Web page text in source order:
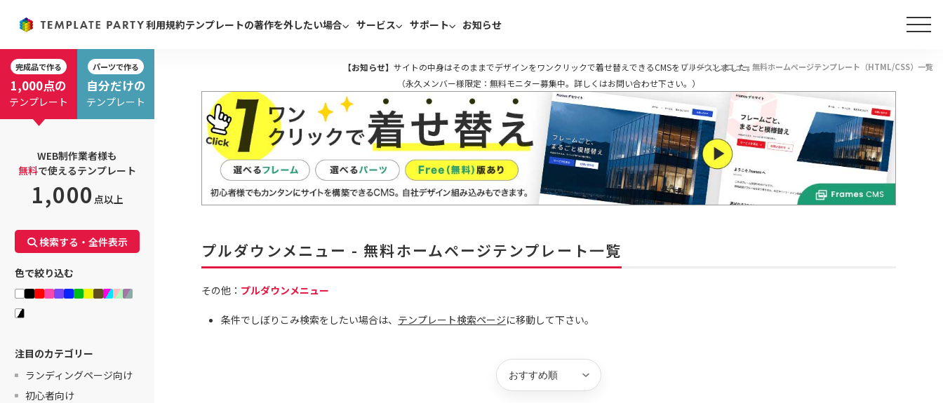
プルダウンメニュー 無料ホームページテンプレート（HTML/CSS）一覧
利用規約テンプレートの著作を外したい場合 サービス サポート お知らせ
【お知らせ】 サイトの中身はそのままでデザインをワンクリックで着せ替えできるCMSをリリースしました。
（永久メンバー様限定：無料モニター募集中。詳しくはお問い合わせ下さい。）
プルダウンメニュー - 無料ホームページテンプレート一覧
その他： プルダウンメニュー
条件でしぼりこみ検索をしたい場合は、 テンプレート検索ページに移動して下さい。
キーワード
並び替え
完成品で作る
1,000点の
テンプレート
パーツで作る
自分だけの
テンプレート
WEB制作業者様も
無料で使えるテンプレート
1,000 点以上
検索する・全件表示
色で絞り込む
注目のカテゴリー
ランディングページ向け
初心者向け